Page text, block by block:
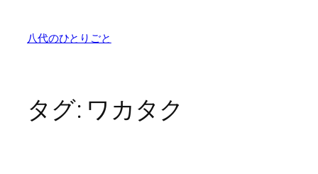
八代のひとりごと
タグ: ワカタク